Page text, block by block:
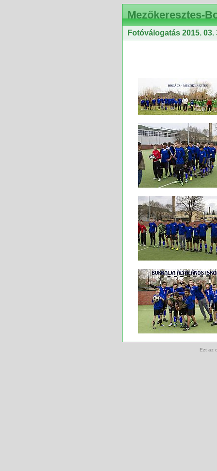
Mezőkeresztes-
Fotóválogatás 2015. 03.
Ezt az